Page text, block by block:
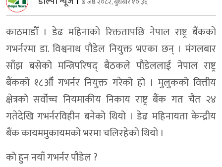
काठमाडौँ । डेढ महिनाको रिक्ततापछि नेपाल राष्ट्र बैंकको
गभर्नरमा डा. विश्वनाथ पौडेल नियुक्त भएका छन् । मंगलबार
साँझ बसेको मन्त्रिपरिषद् बैठकले पौडेललाई नेपाल राष्ट्र
बैंकको १८औँ गभर्नर नियुक्त गरेको हो । मुलुकको वित्तीय
क्षेत्रको सर्वोच्च नियमाकीय निकाय राष्ट्र बैंक गत चैत २४
गतेदेखि गभर्नरविहीन बनेको थियो । डेढ महिनायता केन्द्रीय
बैंक कायममुकायमको भरमा चलिरहेको थियो ।
को हुन नयाँ गभर्नर पौडेल ?